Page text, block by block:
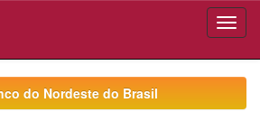
do Nordeste do Brasil